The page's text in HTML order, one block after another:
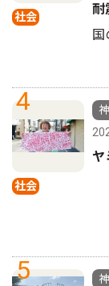
社会
耐
国
4
社会
ヤ
5